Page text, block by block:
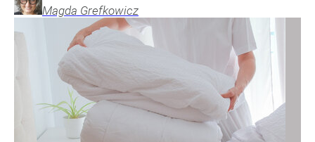
Magda Grefkowicz